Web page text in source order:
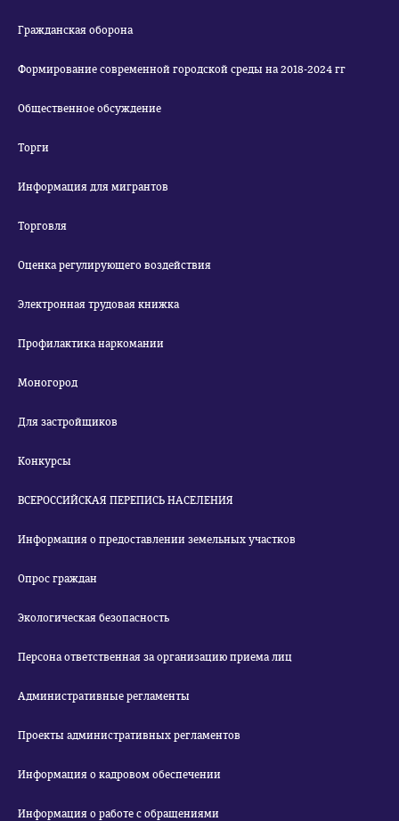
Гражданская оборона
Формирование современной городской среды на 2018-2024 гг
Общественное обсуждение
Торги
Информация для мигрантов
Торговля
Оценка регулирующего воздействия
Электронная трудовая книжка
Профилактика наркомании
Моногород
Для застройщиков
Конкурсы
ВСЕРОССИЙСКАЯ ПЕРЕПИСЬ НАСЕЛЕНИЯ
Информация о предоставлении земельных участков
Опрос граждан
Экологическая безопасность
Персона ответственная за организацию приема лиц
Административные регламенты
Проекты административных регламентов
Информация о кадровом обеспечении
Информация о работе с обращениями